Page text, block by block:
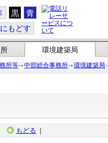
黒 青
にもどす
環境建築局
所等 中部総合事務所 環境建築局
もどる ｜